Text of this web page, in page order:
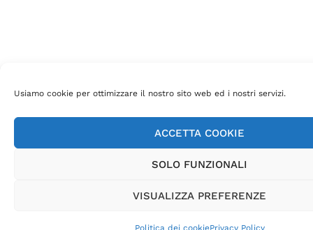
Usiamo cookie per ottimizzare il nostro sito web ed i nostri servizi.
ACCETTA COOKIE
SOLO FUNZIONALI
VISUALIZZA PREFERENZE
Politica dei cookiePrivacy Policy